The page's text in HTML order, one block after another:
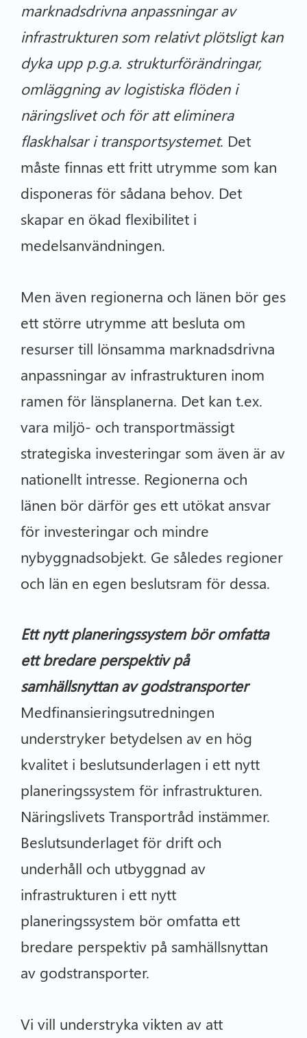
marknadsdrivna anpassningar av
infrastrukturen som relativt plötsligt kan
dyka upp p.g.a. strukturförändringar,
omläggning av logistiska flöden i
näringslivet och för att eliminera
flaskhalsar i transportsystemet. Det
måste finnas ett fritt utrymme som kan
disponeras för sådana behov. Det
skapar en ökad flexibilitet i
medelsanvändningen.
Men även regionerna och länen bör ges
ett större utrymme att besluta om
resurser till lönsamma marknadsdrivna
anpassningar av infrastrukturen inom
ramen för länsplanerna. Det kan t.ex.
vara miljö- och transportmässigt
strategiska investeringar som även är av
nationellt intresse. Regionerna och
länen bör därför ges ett utökat ansvar
för investeringar och mindre
nybyggnadsobjekt. Ge således regioner
och län en egen beslutsram för dessa.
Ett nytt planeringssystem bör omfatta
ett bredare perspektiv på
samhällsnyttan av godstransporter
Medfinansieringsutredningen
understryker betydelsen av en hög
kvalitet i beslutsunderlagen i ett nytt
planeringssystem för infrastrukturen.
Näringslivets Transportråd instämmer.
Beslutsunderlaget för drift och
underhåll och utbyggnad av
infrastrukturen i ett nytt
planeringssystem bör omfatta ett
bredare perspektiv på samhällsnyttan
av godstransporter.
Vi vill understryka vikten av att